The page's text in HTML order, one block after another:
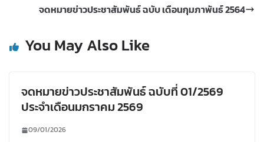
จดหมายข่าวประชาสัมพันธ์ ฉบับ เดือนกุมภาพันธ์ 2564
You May Also Like
จดหมายข่าวประชาสัมพันธ์ ฉบับที่ 01/2569
ประจำเดือนมกราคม 2569
09/01/2026